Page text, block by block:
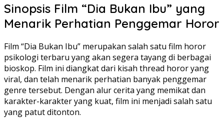
Sinopsis Film “Dia Bukan Ibu” yang
Menarik Perhatian Penggemar Horor
Film “Dia Bukan Ibu” merupakan salah satu film horor
psikologi terbaru yang akan segera tayang di berbagai
bioskop. Film ini diangkat dari kisah thread horor yang
viral, dan telah menarik perhatian banyak penggemar
genre tersebut. Dengan alur cerita yang memikat dan
karakter-karakter yang kuat, film ini menjadi salah satu
yang patut ditonton.